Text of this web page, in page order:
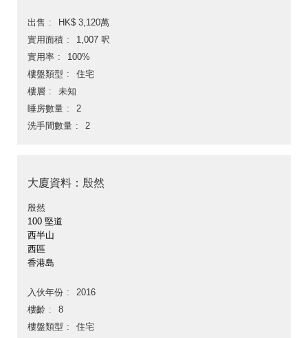
出售
HK$ 3,120萬
實用面積
1,007 呎
實用率
100%
樓盤類型
住宅
樓層
未知
睡房數量
2
洗手間數量
2
大廈資料：殷然
殷然
100 堅道
西半山
西區
香港島
入伙年份
2016
樓齡
8
樓盤類型
住宅